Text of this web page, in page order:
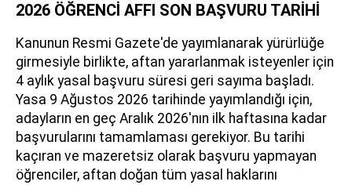
2026 ÖĞRENCİ AFFI SON BAŞVURU TARİHİ
Kanunun Resmi Gazete'de yayımlanarak yürürlüğe
girmesiyle birlikte, aftan yararlanmak isteyenler için
4 aylık yasal başvuru süresi geri sayıma başladı.
Yasa 9 Ağustos 2026 tarihinde yayımlandığı için,
adayların en geç Aralık 2026'nın ilk haftasına kadar
başvurularını tamamlaması gerekiyor. Bu tarihi
kaçıran ve mazeretsiz olarak başvuru yapmayan
öğrenciler, aftan doğan tüm yasal haklarını